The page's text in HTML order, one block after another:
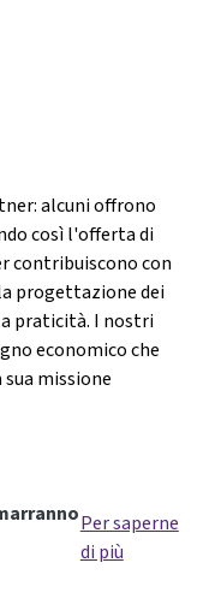
alcuni offrono
così l'offerta di
contribuiscono con
progettazione dei
praticità. I nostri
economico che
missione
Per saperne
di più